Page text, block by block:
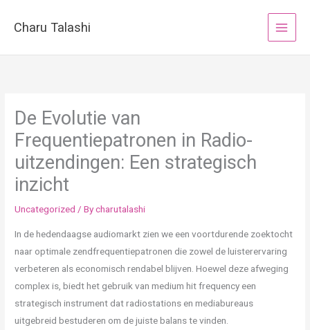
Charu Talashi
De Evolutie van
Frequentiepatronen in Radio-
uitzendingen: Een strategisch
inzicht
Uncategorized / Bycharutalashi
In de hedendaagse audiomarkt zien we een voortdurende zoektocht
naar optimale zendfrequentiepatronen die zowel de luisterervaring
verbeteren als economisch rendabel blijven. Hoewel deze afweging
complex is, biedt het gebruik vanmedium hit frequency een
strategisch instrument dat radiostations en mediabureaus
uitgebreid bestuderen om de juiste balans te vinden.